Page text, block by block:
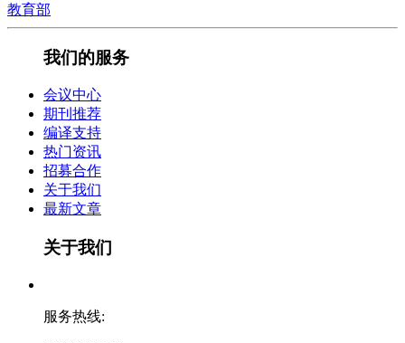
教育部
我们的服务
会议中心
期刊推荐
编译支持
热门资讯
招募合作
关于我们
最新文章
关于我们
服务热线: